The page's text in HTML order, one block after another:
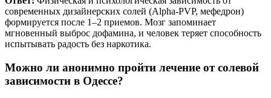
современных дизайнерских солей (Alpha-PVP, мефедрон)
формируется после 1–2 приемов. Мозг запоминает
мгновенный выброс дофамина, и человек теряет способность
испытывать радость без наркотика.
Можно ли анонимно пройти лечение от солевой
зависимости в Одессе?